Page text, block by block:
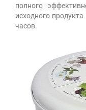
полного
исходного
часов.